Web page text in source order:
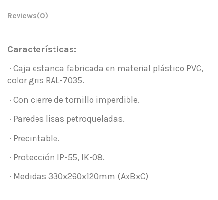
Reviews(0)
Características:
· Caja estanca fabricada en material plástico PVC,
color gris RAL-7035.
· Con cierre de tornillo imperdible.
· Paredes lisas petroqueladas.
· Precintable.
· Protección IP-55, IK-08.
· Medidas 330x260x120mm (AxBxC)